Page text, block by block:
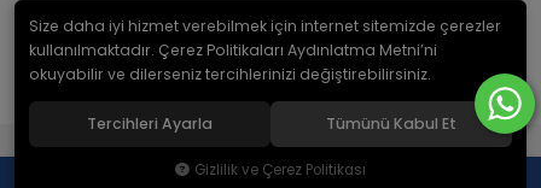
© 2026Mekanik Sepeti. Bir Serdaroğlu A.Ş markasıdır ve tüm hakları
saklıdır.
Yeni Nesil E-Ticaret Sistemleri ile Hazırlanmıştır.
Size daha iyi hizmet verebilmek için internet sitemizde çerezler
kullanılmaktadır. Çerez Politikaları Aydınlatma Metni’ni
okuyabilir ve dilerseniz tercihlerinizi değiştirebilirsiniz.
Tercihleri Ayarla Tümünü Kabul Et
Gizlilik ve Çerez Politikası